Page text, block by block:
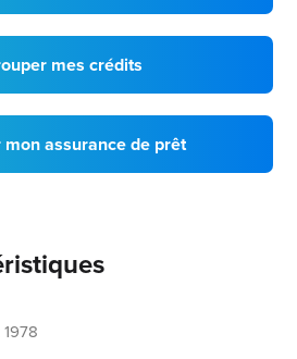
mes crédits
assurance de prêt